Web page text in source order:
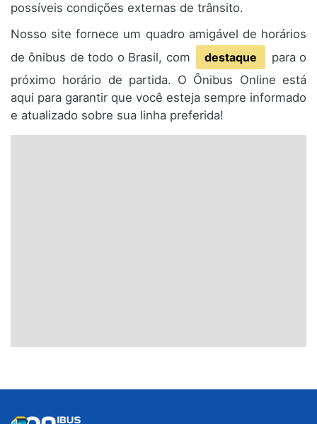
possíveis condições externas de trânsito.
Nosso site fornece um quadro amigável de horários
de ônibus de todo o Brasil, com
destaque
para o
próximo horário de partida. O Ônibus Online está
aqui para garantir que você esteja sempre informado
e atualizado sobre sua linha preferida!